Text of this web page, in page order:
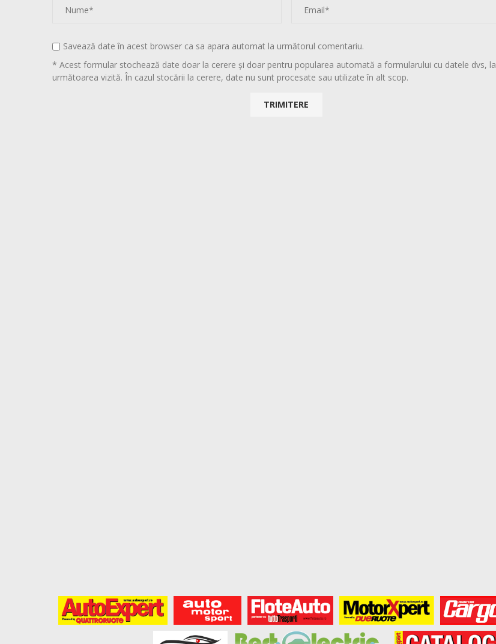
Savează date în acest browser ca sa apara automat la următorul comentariu.
* Acest formular stochează date doar la cerere și doar pentru popularea automată a formularului cu datele dvs, la
următoarea vizită. În cazul stocării la cerere, date nu sunt procesate sau utilizate în alt scop.